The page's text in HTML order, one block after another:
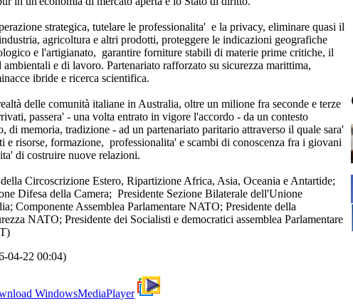
strategica, tutelare le professionalita' e la privacy, eliminare quasi il
agricoltura e altri prodotti, proteggere le indicazioni geografiche
e l'artigianato, garantire forniture stabili di materie prime critiche, il
e di lavoro. Partenariato rafforzato su sicurezza marittima,
ibride e ricerca scientifica.
delle comunità italiane in Australia, oltre un milione fra seconde e terze
passera' - una volta entrato in vigore l'accordo - da un contesto
di memoria, tradizione - ad un partenariato paritario attraverso il quale sara'
e risorse, formazione, professionalita' e scambi di conoscenza fra i giovani
di costruire nuove relazioni.
Circoscrizione Estero, Ripartizione Africa, Asia, Oceania e Antartide;
Difesa della Camera; Presidente Sezione Bilaterale dell'Unione
Componente Assemblea Parlamentare NATO; Presidente della
NATO; Presidente dei Socialisti e democratici assemblea Parlamentare
04-22 00:04)
WindowsMediaPlayer